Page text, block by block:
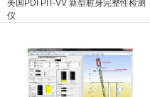
美国PDI PIT-VV 新型桩身完整性检测
仪